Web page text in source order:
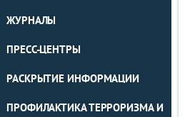
ЖУРНАЛЫ
ПРЕСС-ЦЕНТРЫ
РАСКРЫТИЕ ИНФОРМАЦИИ
ПРОФИЛАКТИКА ТЕРРОРИЗМА И